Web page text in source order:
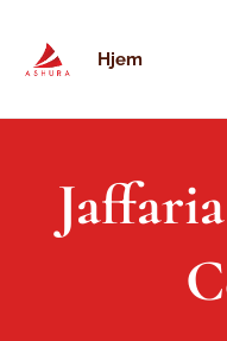
Hjem